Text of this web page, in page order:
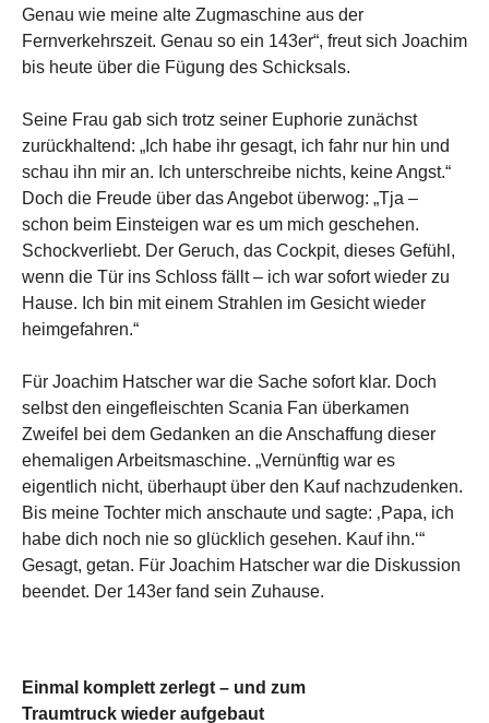
Genau wie meine alte Zugmaschine aus der
Fernverkehrszeit. Genau so ein 143er“, freut sich Joachim
bis heute über die Fügung des Schicksals.
Seine Frau gab sich trotz seiner Euphorie zunächst
zurückhaltend: „Ich habe ihr gesagt, ich fahr nur hin und
schau ihn mir an. Ich unterschreibe nichts, keine Angst.“
Doch die Freude über das Angebot überwog: „Tja –
schon beim Einsteigen war es um mich geschehen.
Schockverliebt. Der Geruch, das Cockpit, dieses Gefühl,
wenn die Tür ins Schloss fällt – ich war sofort wieder zu
Hause. Ich bin mit einem Strahlen im Gesicht wieder
heimgefahren.“
Für Joachim Hatscher war die Sache sofort klar. Doch
selbst den eingefleischten Scania Fan überkamen
Zweifel bei dem Gedanken an die Anschaffung dieser
ehemaligen Arbeitsmaschine. „Vernünftig war es
eigentlich nicht, überhaupt über den Kauf nachzudenken.
Bis meine Tochter mich anschaute und sagte: ‚Papa, ich
habe dich noch nie so glücklich gesehen. Kauf ihn.‘“
Gesagt, getan. Für Joachim Hatscher war die Diskussion
beendet. Der 143er fand sein Zuhause.
Einmal komplett zerlegt – und zum
Traumtruck wieder aufgebaut